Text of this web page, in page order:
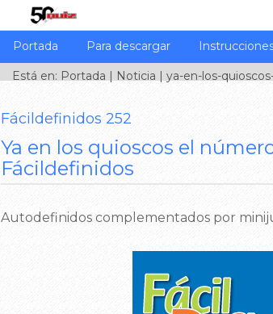
Portada Para descargar
Está en: Portada | Noticia | ya-en-los-
Fácildefinidos 252
Ya en los quioscos el
Fácildefinidos
Autodefinidos complementados por